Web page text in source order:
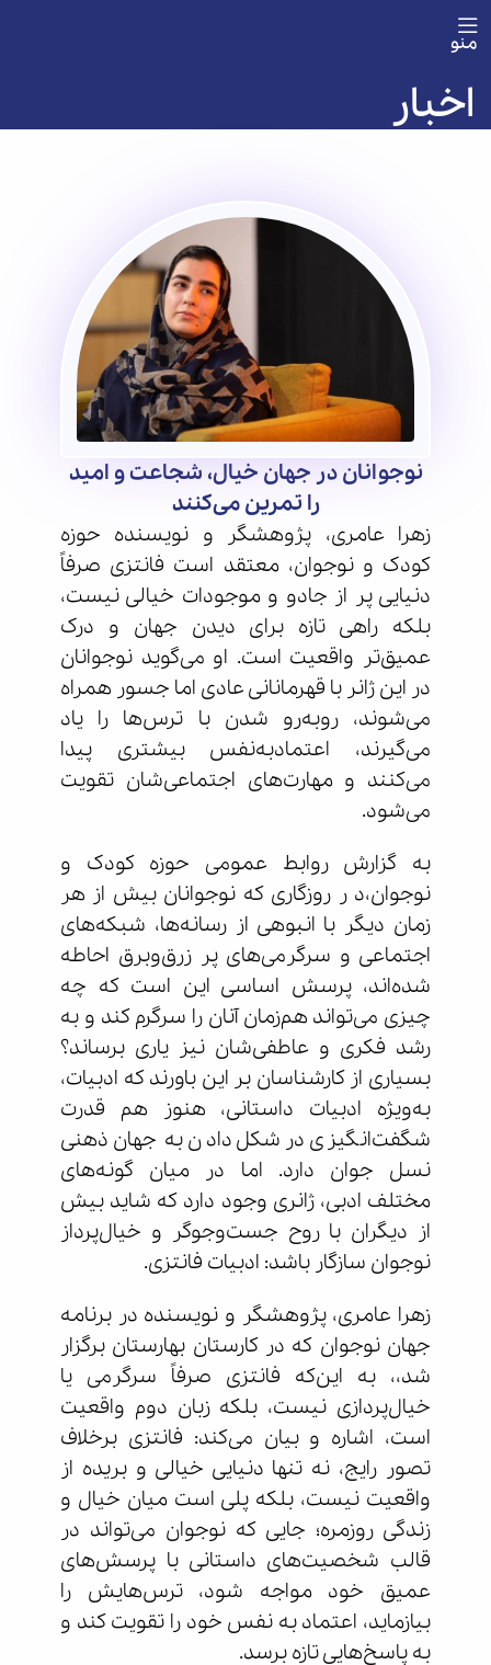
منو
اخبار
نوجوانان در جهان خیال، شجاعت و امید
را تمرین می‌کنند
زهرا عامری، پژوهشگر و نویسنده حوزه
کودک و نوجوان، معتقد است فانتزی صرفاً
دنیایی پر از جادو و موجودات خیالی نیست،
بلکه راهی تازه برای دیدن جهان و درک
عمیق‌تر واقعیت است. او می‌گوید نوجوانان
در این ژانر با قهرمانانی عادی اما جسور همراه
می‌شوند، روبه‌رو شدن با ترس‌ها را یاد
می‌گیرند، اعتمادبه‌نفس بیشتری پیدا
می‌کنند و مهارت‌های اجتماعی‌شان تقویت
می‌شود.
به گزارش روابط عمومی حوزه کودک و
نوجوان،د ر روزگاری که نوجوانان بیش از هر
زمان دیگر با انبوهی از رسانه‌ها، شبکه‌های
اجتماعی و سرگرمی‌های پر زرق‌وبرق احاطه
شده‌اند، پرسش اساسی این است که چه
چیزی می‌تواند هم‌زمان آنان را سرگرم کند و به
رشد فکری و عاطفی‌شان نیز یاری برساند؟
بسیاری از کارشناسان بر این باورند که ادبیات،
به‌ویژه ادبیات داستانی، هنوز هم قدرت
شگفت‌انگیزی در شکل‌دادن به جهان ذهنی
نسل جوان دارد. اما در میان گونه‌های
مختلف ادبی، ژانری وجود دارد که شاید بیش
از دیگران با روح جست‌وجوگر و خیال‌پرداز
نوجوان سازگار باشد: ادبیات فانتزی.
زهرا عامری، پژوهشگر و نویسنده در برنامه
جهان نوجوان که در کارستان بهارستان برگزار
شد،، به این‌که فانتزی صرفاً سرگرمی یا
خیال‌پردازی نیست، بلکه زبان دوم واقعیت
است، اشاره و بیان می‌کند: فانتزی برخلاف
تصور رایج، نه تنها دنیایی خیالی و بریده از
واقعیت نیست، بلکه پلی است میان خیال و
زندگی روزمره؛ جایی که نوجوان می‌تواند در
قالب شخصیت‌های داستانی با پرسش‌های
عمیق خود مواجه شود، ترس‌هایش را
بیازماید، اعتماد به نفس خود را تقویت کند و
به پاسخ‌هایی تازه برسد.